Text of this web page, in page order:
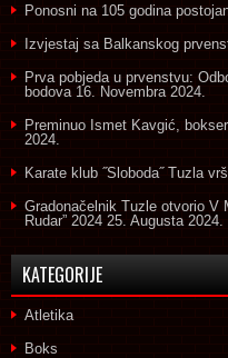
Ponosni na 105 godina
Izvjestaj sa Balkanskog
Prva pobjeda u prvenstvu:
bodova 16. Novembra 2024.
Preminuo Ismet Kavgić,
2024.
Karate klub ˝Sloboda˝ Tuzla
Gradonačelnik Tuzle otvorio V
Rudar” 2024 25. Augusta 2024.
KATEGORIJE
Atletika
Boks